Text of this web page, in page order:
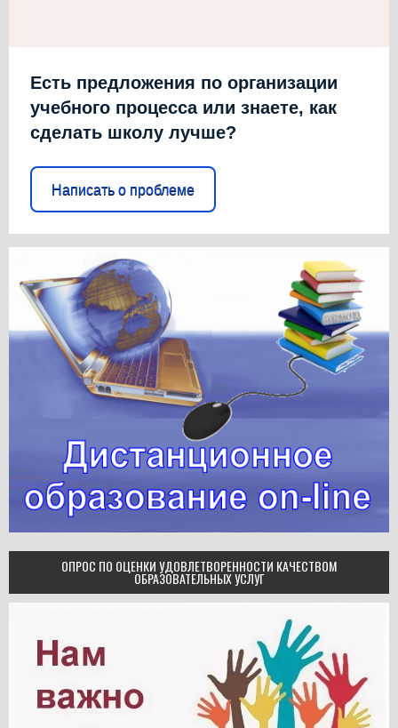
Есть предложения по организации
учебного процесса или знаете, как
сделать школу лучше?
Написать о проблеме
ОПРОС ПО ОЦЕНКИ УДОВЛЕТВОРЕННОСТИ КАЧЕСТВОМ
ОБРАЗОВАТЕЛЬНЫХ УСЛУГ